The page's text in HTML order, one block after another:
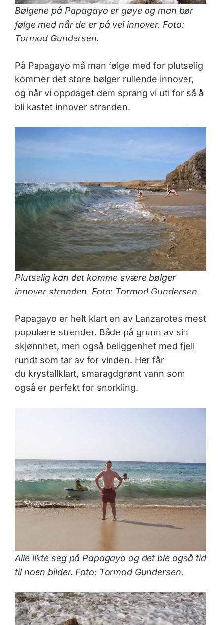
Bølgene på Papagayo er gøye og man bør
følge med når de er på vei innover. Foto:
Tormod Gundersen.
På Papagayo må man følge med for plutselig
kommer det store bølger rullende innover,
og når vi oppdaget dem sprang vi uti for så å
bli kastet innover stranden.
Plutselig kan det komme svære bølger
innover stranden. Foto: Tormod Gundersen.
Papagayo er helt klart en av Lanzarotes mest
populære strender. Både på grunn av sin
skjønnhet, men også beliggenhet med fjell
rundt som tar av for vinden. Her får
du krystallklart, smaragdgrønt vann som
også er perfekt for snorkling.
Alle likte seg på Papagayo og det ble også tid
til noen bilder. Foto: Tormod Gundersen.